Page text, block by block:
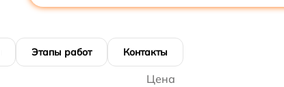
Этапы работ Контакты
Цена